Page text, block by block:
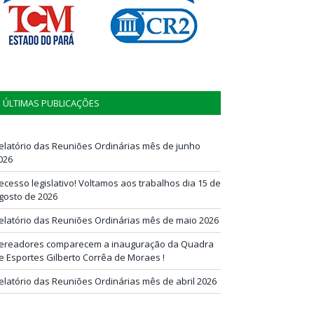
ÚLTIMAS PUBLICAÇÕES
das Reuniões Ordinárias mês de junho
legislativo! Voltamos aos trabalhos dia 15 de
de 2026
das Reuniões Ordinárias mês de maio 2026
comparecem a inauguração da Quadra
Esportes Gilberto Corrêa de Moraes !
das Reuniões Ordinárias mês de abril 2026